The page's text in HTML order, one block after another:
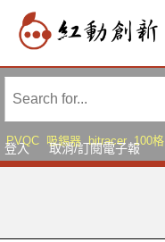
PVQC 吸錫器 bitracer 100格
AMS Lite Sonic Mini 8K S
登入 取消/訂閱電子報